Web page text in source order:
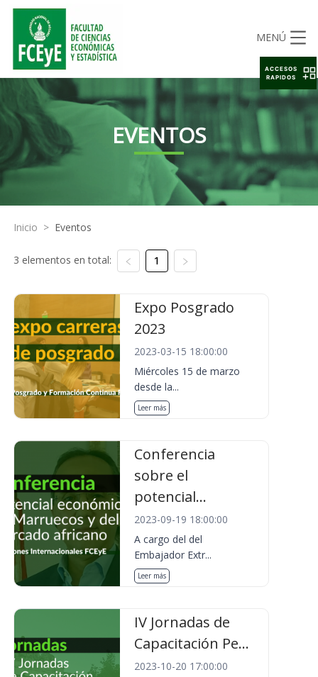
MENÚ
EVENTOS
Inicio > Eventos
3 elementos en total: 1
Expo Posgrado
2023
2023-03-15 18:00:00
Miércoles 15 de marzo
desde la...
Leer más
Conferencia
sobre el
potencial...
2023-09-19 18:00:00
A cargo del del
Embajador Extr...
Leer más
IV Jornadas de
Capacitación Pe...
2023-10-20 17:00:00
ACCESOS
RAPIDOS